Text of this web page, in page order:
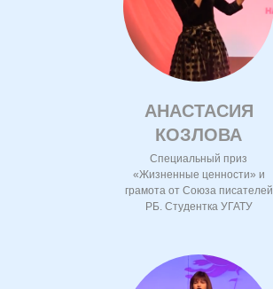
АНАСТАСИЯ
КОЗЛОВА
Специальный приз
«Жизненные ценности» и
грамота от Союза писателей
РБ. Студентка УГАТУ